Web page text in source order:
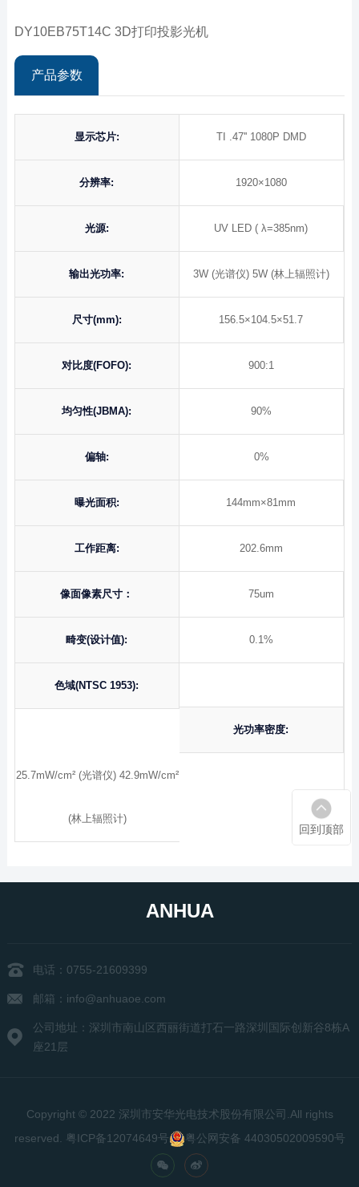
回到顶部
DY10EB75T14C 3D打印投影光机
产品参数
显示芯片: TI .47'' 1080P DMD
分辨率: 1920×1080
光源: UV LED ( λ=385nm)
输出光功率: 3W (光谱仪) 5W (林上辐照计)
尺寸(mm): 156.5×104.5×51.7
对比度(FOFO): 900:1
均匀性(JBMA): 90%
偏轴: 0%
曝光面积: 144mm×81mm
工作距离: 202.6mm
像面像素尺寸： 75um
畸变(设计值): 0.1%
色域(NTSC 1953):
光功率密度:
25.7mW/cm² (光谱仪) 42.9mW/cm²
(林上辐照计)
ANHUA
电话：0755-21609399
邮箱：info@anhuaoe.com
公司地址：深圳市南山区西丽街道打石一路深圳国际创新谷8栋A
座21层
Copyright © 2022 深圳市安华光电技术股份有限公司.All rights
reserved.
粤ICP备12074649号 粤公网安备 44030502009590号